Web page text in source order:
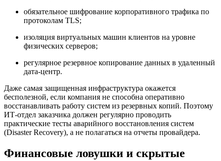
обязательное шифрование корпоративного трафика по
протоколам TLS;
изоляция виртуальных машин клиентов на уровне
физических серверов;
регулярное резервное копирование данных в удаленный
дата-центр.
Даже самая защищенная инфраструктура окажется
бесполезной, если компания не способна оперативно
восстанавливать работу систем из резервных копий. Поэтому
ИТ-отдел заказчика должен регулярно проводить
практические тесты аварийного восстановления систем
(Disaster Recovery), а не полагаться на отчеты провайдера.
Финансовые ловушки и скрытые